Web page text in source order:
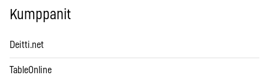
Kumppanit
Deitti.net
TableOnline